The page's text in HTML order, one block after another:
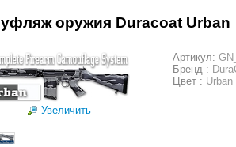
оружия Duracoat Urban
Увеличить
Артикул:
Бренд :
Цвет : Urban